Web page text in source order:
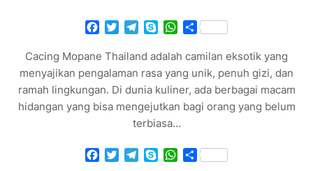
Facebook
TwitterTelegram
SkypeWhatsApp
Share
Cacing Mopane Thailand adalah camilan eksotik yang
menyajikan pengalaman rasa yang unik, penuh gizi, dan
ramah lingkungan. Di dunia kuliner, ada berbagai macam
hidangan yang bisa mengejutkan bagi orang yang belum
terbiasa…
Facebook
TwitterTelegram
SkypeWhatsApp
Share